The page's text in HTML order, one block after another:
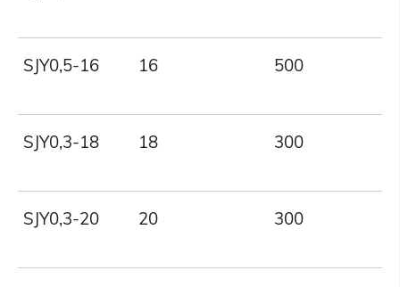
SJY0,5-16 16 500
SJY0,3-18 18 300
SJY0,3-20 20 300